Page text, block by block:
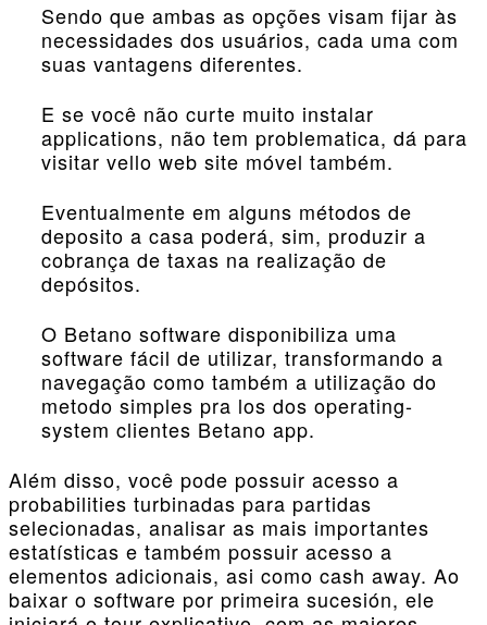
Sendo que ambas as opções visam fijar às
necessidades dos usuários, cada uma com
suas vantagens diferentes.
E se você não curte muito instalar
applications, não tem problematica, dá para
visitar vello web site móvel também.
Eventualmente em alguns métodos de
deposito a casa poderá, sim, produzir a
cobrança de taxas na realização de
depósitos.
O Betano software disponibiliza uma
software fácil de utilizar, transformando a
navegação como também a utilização do
metodo simples pra los dos operating-
system clientes Betano app.
Além disso, você pode possuir acesso a
probabilities turbinadas para partidas
selecionadas, analisar as mais importantes
estatísticas e também possuir acesso a
elementos adicionais, asi como cash away. Ao
baixar o software por primeira sucesión, ele